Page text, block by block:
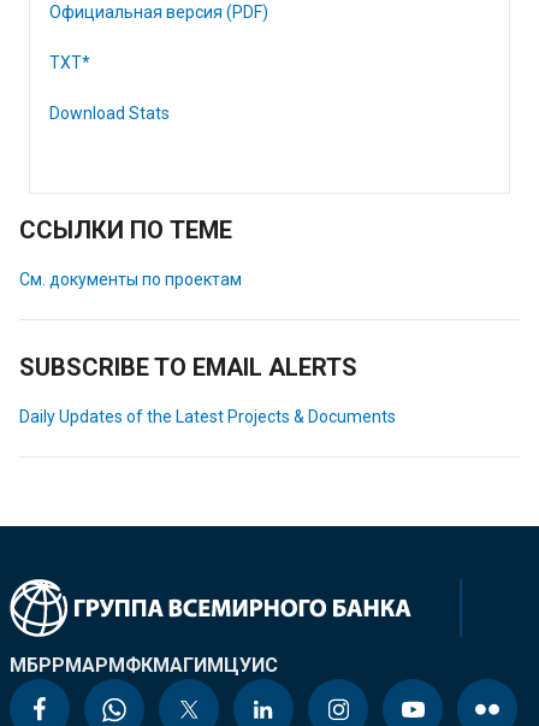
Официальная версия (PDF)
TXT*
Download Stats
ССЫЛКИ ПО ТЕМЕ
См. документы по проектам
SUBSCRIBE TO EMAIL ALERTS
Daily Updates of the Latest Projects & Documents
МБРРМАРМФКМАГИМЦУИС